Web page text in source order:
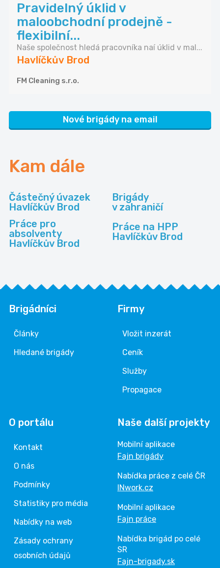
Pravidelný úklid v
maloobchodní prodejně -
flexibilní...
Naše společnost hledá pracovníka naí úklid v mal...
Havlíčkův Brod
FM Cleaning s.r.o.
Nové brigády na email
Kam dále
Částečný úvazek
Havlíčkův Brod
Brigády
v zahraničí
Práce pro
absolventy
Havlíčkův Brod
Práce na HPP
Havlíčkův Brod
Brigádníci
Články
Hledané brigády
Firmy
Vložit inzerát
Ceník
Služby
Propagace
O portálu
Kontakt
O nás
Podmínky
Statistiky pro média
Nabídky na web
Zásady ochrany
osobních údajů
Naše další projekty
Mobilní aplikace
Fajn brigády
Nabídka práce z celé ČR
INwork.cz
Mobilní aplikace
Fajn práce
Nabídka brigád po celé
SR
Fajn-brigady.sk